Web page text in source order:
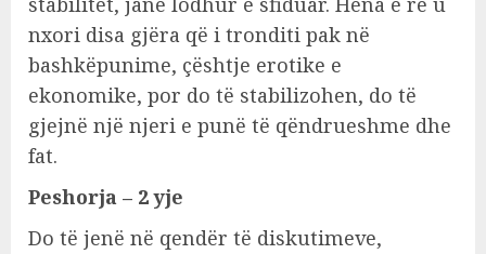
nxori disa gjëra që i tronditi pak në
bashkëpunime, çështje erotike e
ekonomike, por do të stabilizohen, do të
gjejnë një njeri e punë të qëndrueshme dhe
fat.
Peshorja – 2 yje
Do të jenë në qendër të diskutimeve,